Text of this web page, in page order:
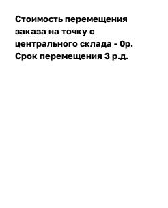
Стоимость перемещения
заказа на точку с
центрального склада - 0р.
Срок перемещения 3 р.д.